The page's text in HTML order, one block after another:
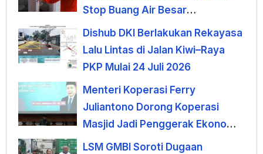
Stop Buang Air Besar
Sembarangan
Dishub DKI Berlakukan Rekayasa
Lalu Lintas di Jalan Kiwi–Raya
PKP Mulai 24 Juli 2026
Menteri Koperasi Ferry
Juliantono Dorong Koperasi
Masjid Jadi Penggerak Ekonomi
Umat
LSM GMBI Soroti Dugaan